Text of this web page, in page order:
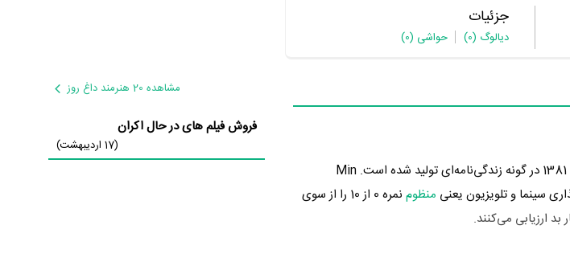
جزئیات
دیالوگ (0) حواشی (0)
در 17 سال پیش یعنی سال 1381 در گونه زندگی‌نامه‌ای تولید شده است. Min
سینما و تلویزیون یعنی منظوم
نمره 0 از 10 را از سوی
مشاهده 20 هنرمند داغ روز
فروش فیلم های در حال اکران
(17 اردیبهشت)